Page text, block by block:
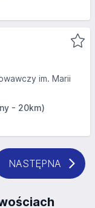
im. Marii
- 20km)
NASTĘPNA